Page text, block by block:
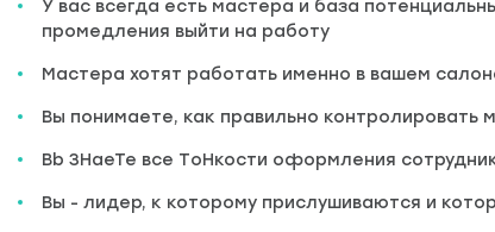
У вас всегда есть мастера и база
промедления выйти на работу
Мастера хотят работать именно в вашем
Вы понимаете, как правильно контролировать
Bb 3HaeTe вce TоHкости оформления
Вы - лидер, к которому прислушиваются и